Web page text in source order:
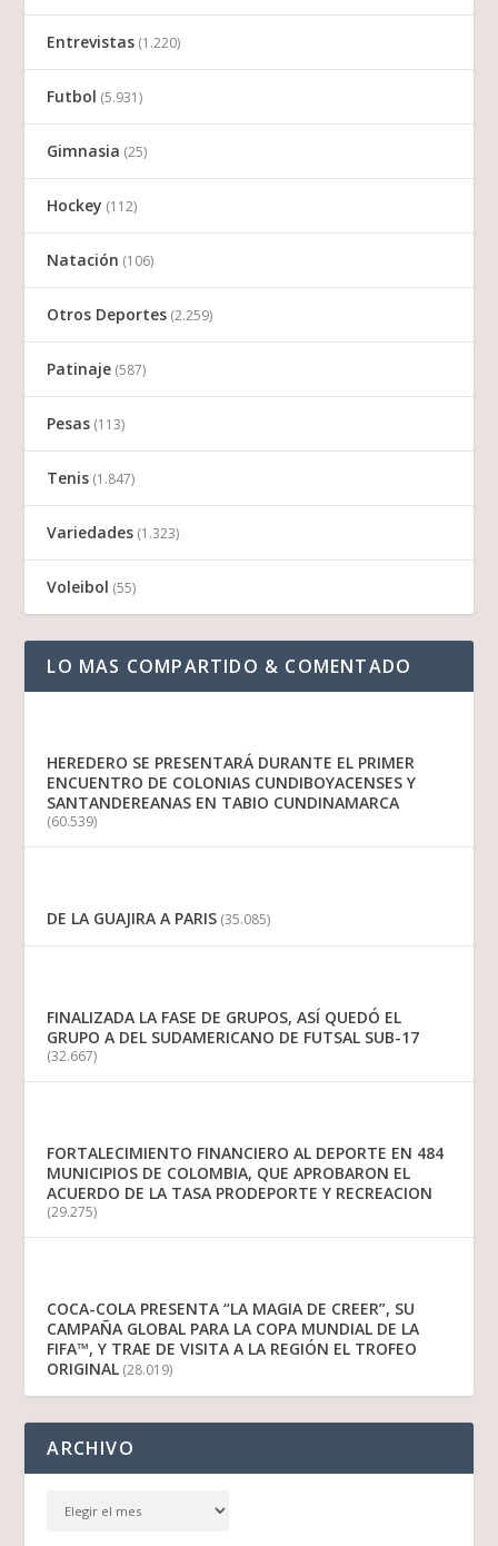
Entrevistas (1.220)
Futbol (5.931)
Gimnasia (25)
Hockey (112)
Natación (106)
Otros Deportes (2.259)
Patinaje (587)
Pesas (113)
Tenis (1.847)
Variedades (1.323)
Voleibol (55)
LO MAS COMPARTIDO & COMENTADO
HEREDERO SE PRESENTARÁ DURANTE EL PRIMER
ENCUENTRO DE COLONIAS CUNDIBOYACENSES Y
SANTANDEREANAS EN TABIO CUNDINAMARCA
(60.539)
DE LA GUAJIRA A PARIS (35.085)
FINALIZADA LA FASE DE GRUPOS, ASÍ QUEDÓ EL
GRUPO A DEL SUDAMERICANO DE FUTSAL SUB-17
(32.667)
FORTALECIMIENTO FINANCIERO AL DEPORTE EN 484
MUNICIPIOS DE COLOMBIA, QUE APROBARON EL
ACUERDO DE LA TASA PRODEPORTE Y RECREACION
(29.275)
COCA-COLA PRESENTA “LA MAGIA DE CREER”, SU
CAMPAÑA GLOBAL PARA LA COPA MUNDIAL DE LA
FIFA™, Y TRAE DE VISITA A LA REGIÓN EL TROFEO
ORIGINAL (28.019)
ARCHIVO